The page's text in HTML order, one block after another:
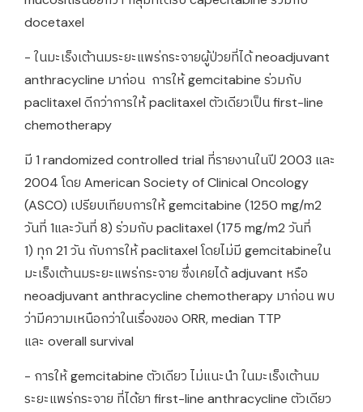
docetaxel
- ในมะเร็งเต้านมระยะแพร่กระจายผู้ป่วยที่ได้ neoadjuvant
anthracycline มาก่อน การให้ gemcitabine ร่วมกับ
paclitaxel ดีกว่าการให้ paclitaxel ตัวเดียวเป็น first-line
chemotherapy
มี 1 randomized controlled trial ที่รายงานในปี 2003 และ
2004 โดย American Society of Clinical Oncology
(ASCO) เปรียบเทียบการให้ gemcitabine (1250 mg/m2
วันที่ 1และวันที่ 8) ร่วมกับ paclitaxel (175 mg/m2 วันที่
1) ทุก 21 วัน กับการให้ paclitaxel โดยไม่มี gemcitabineใน
มะเร็งเต้านมระยะแพร่กระจาย ซึ่งเคยได้ adjuvant หรือ
neoadjuvant anthracycline chemotherapy มาก่อน พบ
ว่ามีความเหนือกว่าในเรื่องของ ORR, median TTP
และ overall survival
- การให้ gemcitabine ตัวเดียว ไม่แนะนำ ในมะเร็งเต้านม
ระยะแพร่กระจาย ที่ได้ยา first-line anthracycline ตัวเดียว